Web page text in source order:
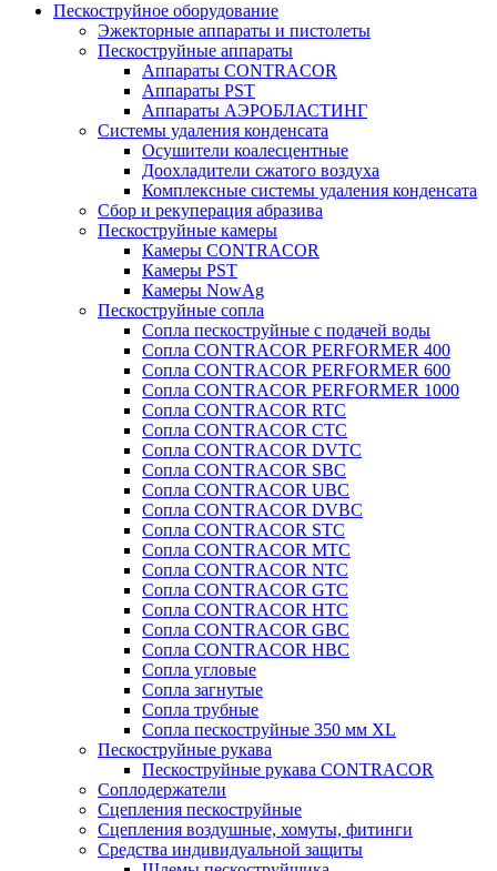
Пескоструйное оборудование
Эжекторные аппараты и пистолеты
Пескоструйные аппараты
Аппараты CONTRACOR
Аппараты PST
Аппараты АЭРОБЛАСТИНГ
Системы удаления конденсата
Осушители коалесцентные
Доохладители сжатого воздуха
Комплексные системы удаления конденсата
Сбор и рекуперация абразива
Пескоструйные камеры
Камеры CONTRACOR
Камеры PST
Камеры NowAg
Пескоструйные сопла
Сопла пескоструйные с подачей воды
Сопла CONTRACOR PERFORMER 400
Сопла CONTRACOR PERFORMER 600
Сопла CONTRACOR PERFORMER 1000
Сопла CONTRACOR RTC
Сопла CONTRACOR CTC
Сопла CONTRACOR DVTC
Сопла CONTRACOR SBC
Сопла CONTRACOR UBC
Сопла CONTRACOR DVBC
Сопла CONTRACOR STC
Сопла CONTRACOR MTC
Сопла CONTRACOR NTC
Сопла CONTRACOR GTC
Сопла CONTRACOR HTC
Сопла CONTRACOR GBC
Сопла CONTRACOR HBC
Сопла угловые
Сопла загнутые
Сопла трубные
Сопла пескоструйные 350 мм XL
Пескоструйные рукава
Пескоструйные рукава CONTRACOR
Соплодержатели
Сцепления пескоструйные
Сцепления воздушные, хомуты, фитинги
Средства индивидуальной защиты